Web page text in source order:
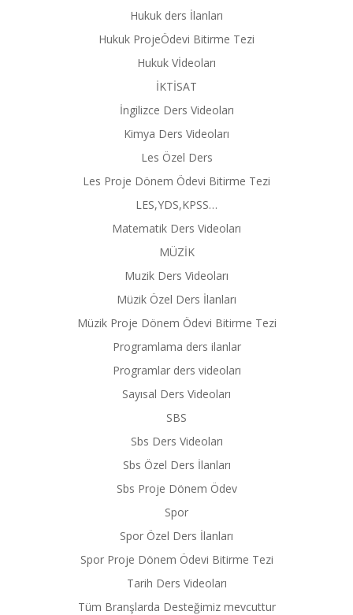
Hukuk ders İlanları
Hukuk ProjeÖdevi Bitirme Tezi
Hukuk Vİdeoları
İKTİSAT
İngilizce Ders Videoları
Kimya Ders Videoları
Les Özel Ders
Les Proje Dönem Ödevi Bitirme Tezi
LES,YDS,KPSS…
Matematik Ders Videoları
MÜZİK
Muzik Ders Videoları
Müzik Özel Ders İlanları
Müzik Proje Dönem Ödevi Bitirme Tezi
Programlama ders ilanlar
Programlar ders videoları
Sayısal Ders Videoları
SBS
Sbs Ders Videoları
Sbs Özel Ders İlanları
Sbs Proje Dönem Ödev
Spor
Spor Özel Ders İlanları
Spor Proje Dönem Ödevi Bitirme Tezi
Tarih Ders Videoları
Tüm Branşlarda Desteğimiz mevcuttur